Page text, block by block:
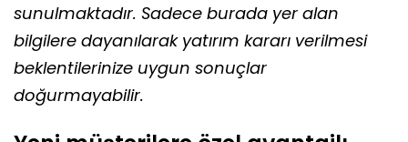
sunulmaktadır. Sadece burada yer alan
bilgilere dayanılarak yatırım kararı verilmesi
beklentilerinize uygun sonuçlar
doğurmayabilir.